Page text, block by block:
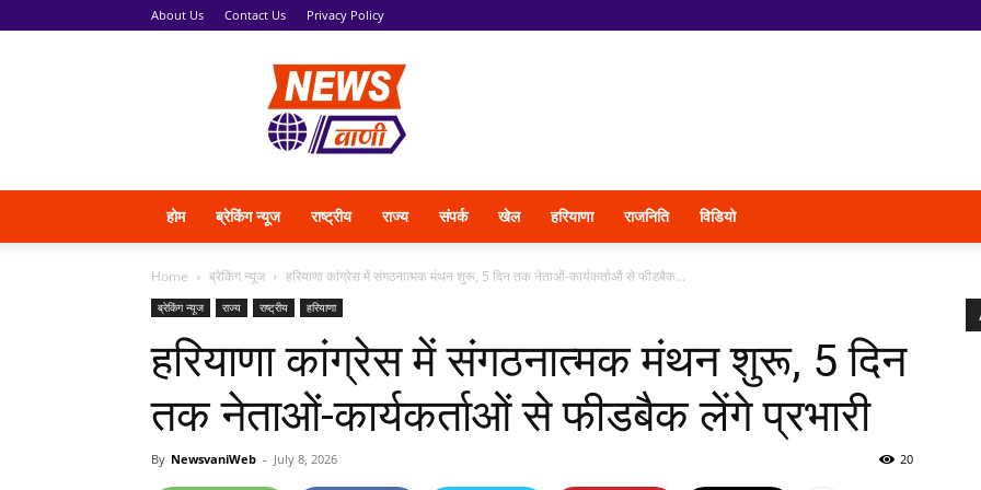
About Us Contact Us Privacy Policy
News
Vani
होम ब्रेकिंग न्यूज राष्ट्रीय राज्य संपर्क खेल हरियाणा राजनिति विडियो
Home ब्रेकिंग न्यूज हरियाणा कांग्रेस में संगठनात्मक मंथन शुरू, 5 दिन तक नेताओं-कार्यकर्ताओं से फीडबैक...
ब्रेकिंग न्यूज राज्य राष्ट्रीय हरियाणा
हरियाणा कांग्रेस में संगठनात्मक मंथन शुरू, 5 दिन
तक नेताओं-कार्यकर्ताओं से फीडबैक लेंगे प्रभारी
By NewsvaniWeb - July 8, 2026 20